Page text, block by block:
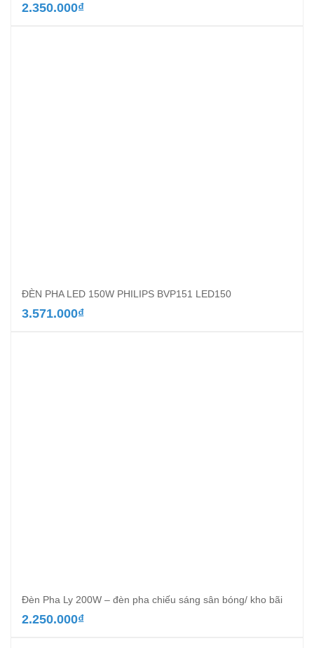
2.350.000₫
ĐÈN PHA LED 150W PHILIPS BVP151 LED150
3.571.000₫
Đèn Pha Ly 200W – đèn pha chiếu sáng sân bóng/ kho bãi
2.250.000₫